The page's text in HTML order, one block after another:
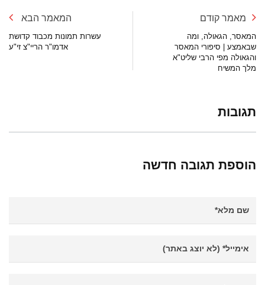
מאמר קודם
המאסר, הגאולה, ומה
שבאמצע | סיפורי המאסר
והגאולה מפי הרבי שליט"א
מלך המשיח
המאמר הבא
עשרות תמונות מכבוד קדושת
אדמו"ר הריי"צ זי"ע
תגובות
הוספת תגובה חדשה